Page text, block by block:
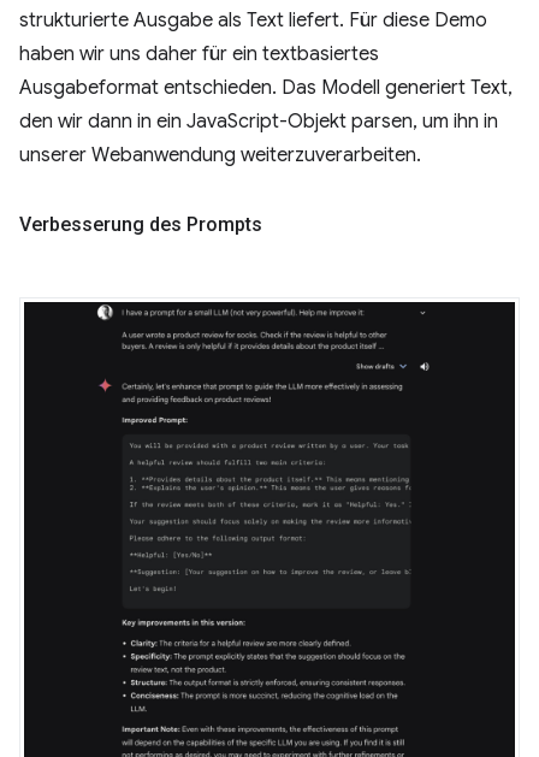
strukturierte Ausgabe als Text liefert. Für diese Demo
haben wir uns daher für ein textbasiertes
Ausgabeformat entschieden. Das Modell generiert Text,
den wir dann in ein JavaScript-Objekt parsen, um ihn in
unserer Webanwendung weiterzuverarbeiten.
Verbesserung des Prompts